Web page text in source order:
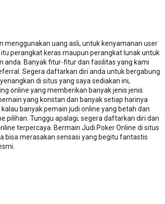
menggunakan uang asli, untuk kenyamanan user
perangkat keras maupun perangkat lunak untuk
Banyak fitur-fitur dan fasilitas yang kami
Segera daftarkan diri anda untuk bergabung
di situs yang saya sediakan ini,
online yang memberikan banyak jenis jenis
yang konstan dan banyak setiap harinya
banyak pemain judi online yang betah dan
pilihan. Tunggu apalagi, segera daftarkan diri dan
terpercaya. Bermain Judi Poker Online di situs
bisa merasakan sensasi yang begitu fantastis